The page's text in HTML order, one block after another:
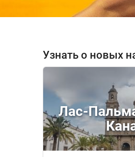
Узнать о новых
Лас-